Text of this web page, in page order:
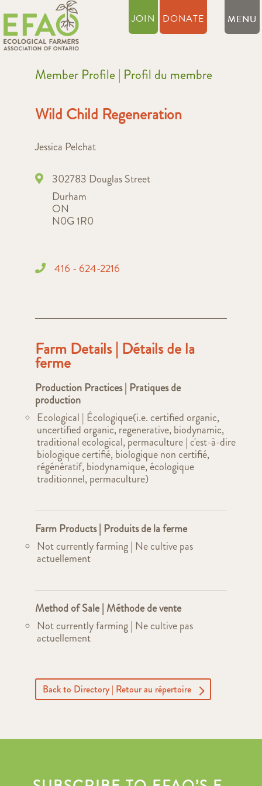
JOIN DONATE
Member Profile | Profil du membre
Wild Child Regeneration
Jessica Pelchat
302783 Douglas Street
Durham
ON
N0G 1R0
416 - 624-2216
Farm Details | Détails de la
ferme
Production Practices | Pratiques de
production
Ecological | Écologique(i.e. certified organic,
uncertified organic, regenerative, biodynamic,
traditional ecological, permaculture | c'est-à-dire
biologique certifié, biologique non certifié,
régénératif, biodynamique, écologique
traditionnel, permaculture)
Farm Products | Produits de la ferme
Not currently farming | Ne cultive pas
actuellement
Method of Sale | Méthode de vente
Not currently farming | Ne cultive pas
actuellement
Back to Directory | Retour au répertoire